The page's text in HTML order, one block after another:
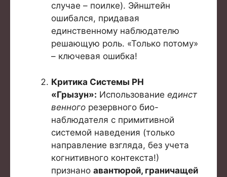
случае – поилке). Эйнштейн
ошибался, придавая
единственному наблюдателю
решающую роль. «Только потому»
– ключевая ошибка!
Критика Системы РН
«Грызун»: Использование единст
венного резервного био-
наблюдателя с примитивной
системой наведения (только
направление взгляда, без учета
когнитивного контекста!)
признано авантюрой, граничащей